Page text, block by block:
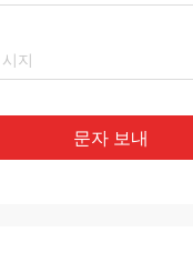
문자 보내